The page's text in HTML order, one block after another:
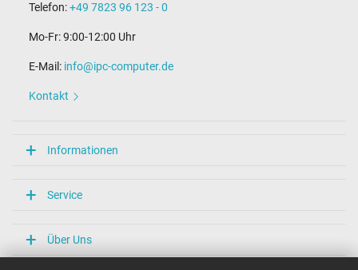
Telefon:+49 7823 96 123 - 0
Mo-Fr: 9:00-12:00 Uhr
E-Mail: info@ipc-computer.de
Kontakt
Informationen
Service
Über Uns